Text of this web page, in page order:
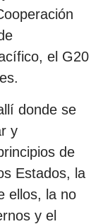
el G20
donde se
y
de
Estados, la
ellos, la no
y el